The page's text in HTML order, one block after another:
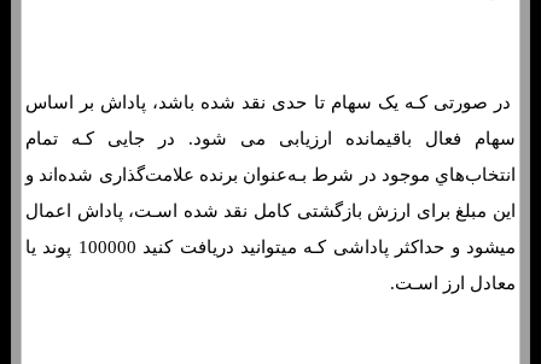
در صورتی کـه یک سهام تا حدی نقد شده باشد، پاداش بر اساس
سهام فعال باقیمانده ارزیابی می شود. در جایی کـه تمام
انتخاب‌هاي‌ موجود در شرط بـه‌عنوان برنده علامت‌گذاری شده‌اند و
این مبلغ برای ارزش بازگشتی کامل نقد شده اسـت، پاداش اعمال
میشود و حداکثر پاداشی کـه میتوانید دریافت کنید 100000 پوند یا
معادل ارز اسـت.